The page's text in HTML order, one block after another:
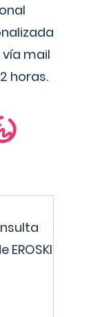
mail
horas.